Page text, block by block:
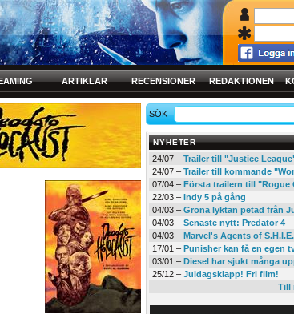
ARTIKLAR RECENSIONER REDAKTIONEN
SÖK
NYHETER
24/07 –Trailer till "Justice
24/07 –Trailer till kommande
07/04 –Första trailern till "Rogue
22/03 –Indy 5 på gång
04/03 –Gröna lyktan petad från
04/03 –Senaste nytt: Predator 4
04/03 –Marvel's Agents of
17/01 –Punisher kan få en egen
03/01 –Diesel har sjukt många
25/12 –Juldagsklapp! Fri film!
Till